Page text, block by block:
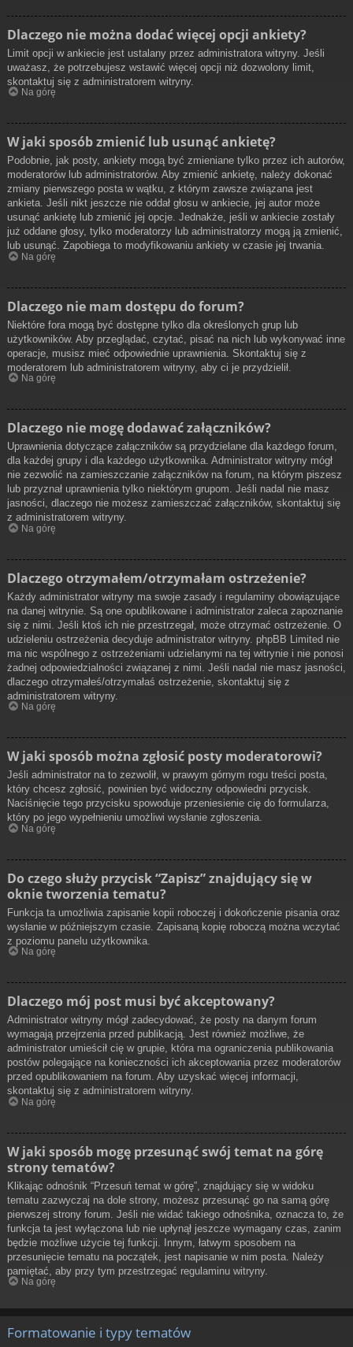
Dlaczego nie można dodać więcej opcji ankiety?
Limit opcji w ankiecie jest ustalany przez administratora witryny. Jeśli
uważasz, że potrzebujesz wstawić więcej opcji niż dozwolony limit,
skontaktuj się z administratorem witryny.
Na górę
W jaki sposób zmienić lub usunąć ankietę?
Podobnie, jak posty, ankiety mogą być zmieniane tylko przez ich autorów,
moderatorów lub administratorów. Aby zmienić ankietę, należy dokonać
zmiany pierwszego posta w wątku, z którym zawsze związana jest
ankieta. Jeśli nikt jeszcze nie oddał głosu w ankiecie, jej autor może
usunąć ankietę lub zmienić jej opcje. Jednakże, jeśli w ankiecie zostały
już oddane głosy, tylko moderatorzy lub administratorzy mogą ją zmienić,
lub usunąć. Zapobiega to modyfikowaniu ankiety w czasie jej trwania.
Na górę
Dlaczego nie mam dostępu do forum?
Niektóre fora mogą być dostępne tylko dla określonych grup lub
użytkowników. Aby przeglądać, czytać, pisać na nich lub wykonywać inne
operacje, musisz mieć odpowiednie uprawnienia. Skontaktuj się z
moderatorem lub administratorem witryny, aby ci je przydzielił.
Na górę
Dlaczego nie mogę dodawać załączników?
Uprawnienia dotyczące załączników są przydzielane dla każdego forum,
dla każdej grupy i dla każdego użytkownika. Administrator witryny mógł
nie zezwolić na zamieszczanie załączników na forum, na którym piszesz
lub przyznał uprawnienia tylko niektórym grupom. Jeśli nadal nie masz
jasności, dlaczego nie możesz zamieszczać załączników, skontaktuj się
z administratorem witryny.
Na górę
Dlaczego otrzymałem/otrzymałam ostrzeżenie?
Każdy administrator witryny ma swoje zasady i regulaminy obowiązujące
na danej witrynie. Są one opublikowane i administrator zaleca zapoznanie
się z nimi. Jeśli ktoś ich nie przestrzegał, może otrzymać ostrzeżenie. O
udzieleniu ostrzeżenia decyduje administrator witryny. phpBB Limited nie
ma nic wspólnego z ostrzeżeniami udzielanymi na tej witrynie i nie ponosi
żadnej odpowiedzialności związanej z nimi. Jeśli nadal nie masz jasności,
dlaczego otrzymałeś/otrzymałaś ostrzeżenie, skontaktuj się z
administratorem witryny.
Na górę
W jaki sposób można zgłosić posty moderatorowi?
Jeśli administrator na to zezwolił, w prawym górnym rogu treści posta,
który chcesz zgłosić, powinien być widoczny odpowiedni przycisk.
Naciśnięcie tego przycisku spowoduje przeniesienie cię do formularza,
który po jego wypełnieniu umożliwi wysłanie zgłoszenia.
Na górę
Do czego służy przycisk “Zapisz” znajdujący się w
oknie tworzenia tematu?
Funkcja ta umożliwia zapisanie kopii roboczej i dokończenie pisania oraz
wysłanie w późniejszym czasie. Zapisaną kopię roboczą można wczytać
z poziomu panelu użytkownika.
Na górę
Dlaczego mój post musi być akceptowany?
Administrator witryny mógł zadecydować, że posty na danym forum
wymagają przejrzenia przed publikacją. Jest również możliwe, że
administrator umieścił cię w grupie, która ma ograniczenia publikowania
postów polegające na konieczności ich akceptowania przez moderatorów
przed opublikowaniem na forum. Aby uzyskać więcej informacji,
skontaktuj się z administratorem witryny.
Na górę
W jaki sposób mogę przesunąć swój temat na górę
strony tematów?
Klikając odnośnik “Przesuń temat w górę”, znajdujący się w widoku
tematu zazwyczaj na dole strony, możesz przesunąć go na samą górę
pierwszej strony forum. Jeśli nie widać takiego odnośnika, oznacza to, że
funkcja ta jest wyłączona lub nie upłynął jeszcze wymagany czas, zanim
będzie możliwe użycie tej funkcji. Innym, łatwym sposobem na
przesunięcie tematu na początek, jest napisanie w nim posta. Należy
pamiętać, aby przy tym przestrzegać regulaminu witryny.
Na górę
Formatowanie i typy tematów